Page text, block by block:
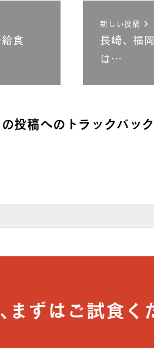
食
新しい投稿
長崎、福
は…
の投稿へのトラックバック
まずはご試食く